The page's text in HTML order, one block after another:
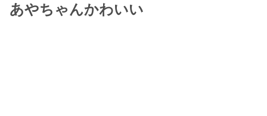
あやちゃんかわいい